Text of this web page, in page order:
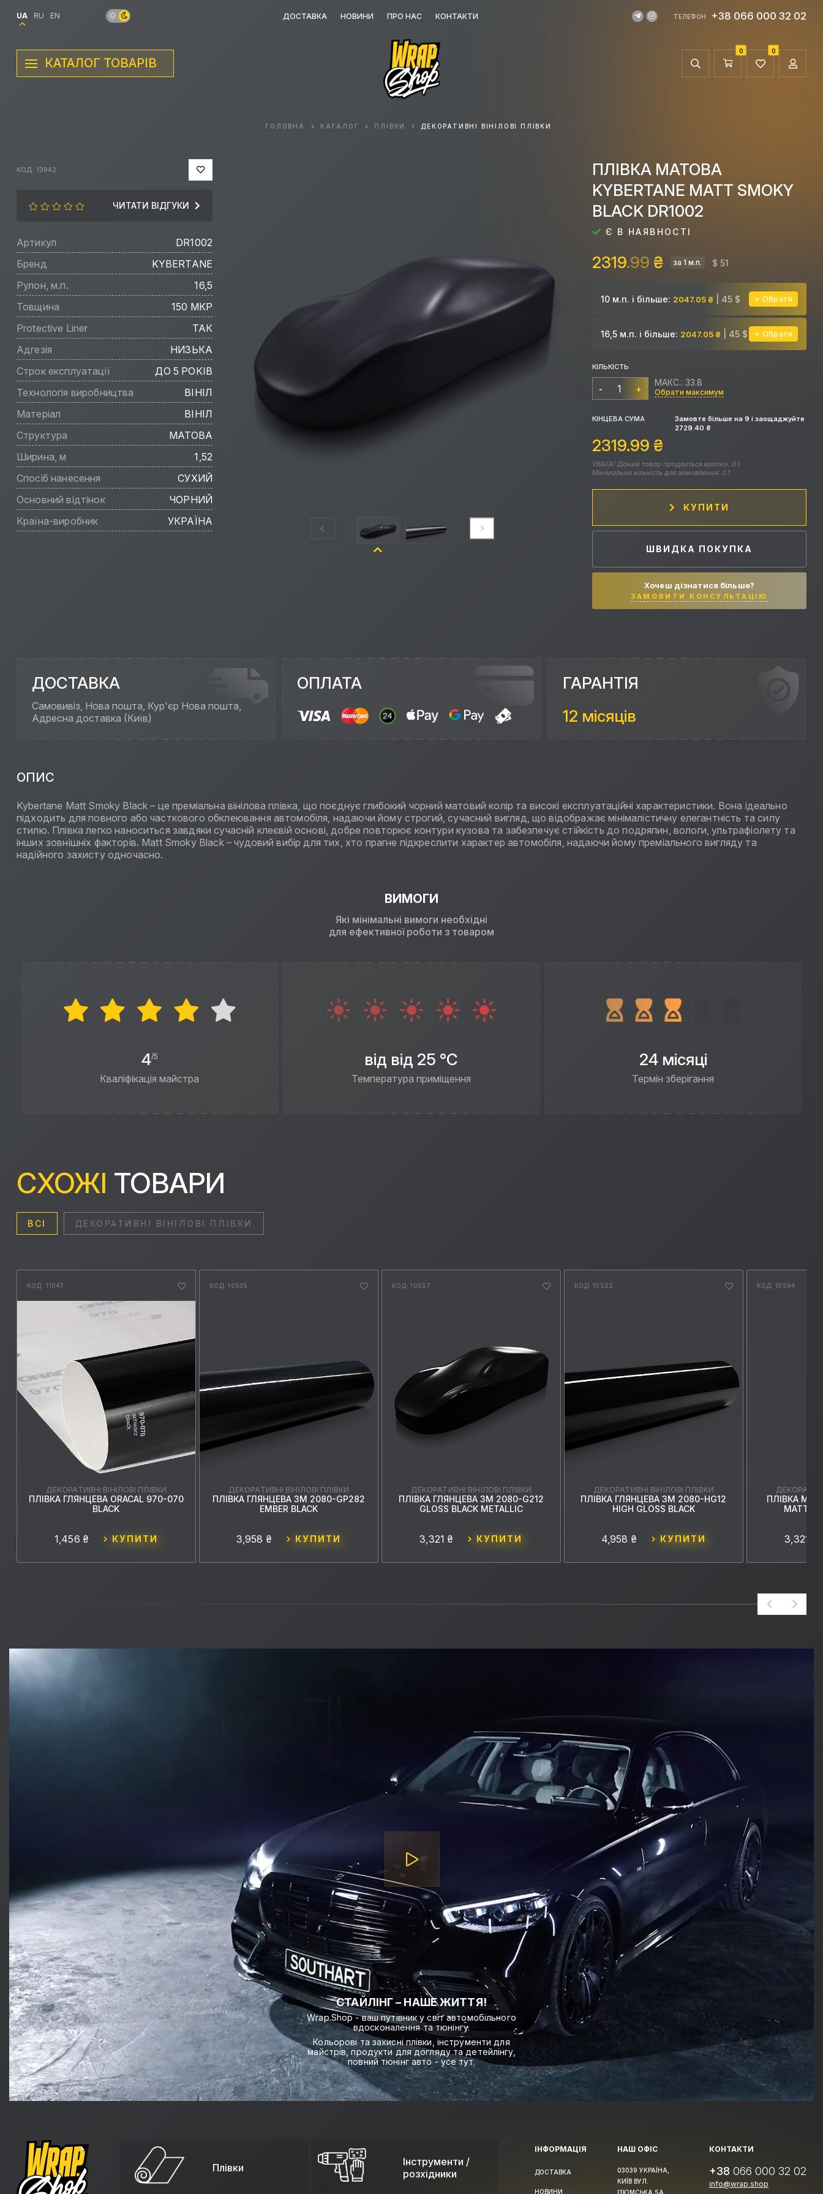
UA RU EN ДОСТАВКА НОВИНИ ПРО НАС КОНТАКТИ ТЕЛЕФОН +38 066 000 32 02
КАТАЛОГ ТОВАРІВ
0 0
ГОЛОВНА КАТАЛОГ ПЛІВКИ ДЕКОРАТИВНІ ВІНІЛОВІ ПЛІВКИ
КОД: 13942
ЧИТАТИ ВІДГУКИ
Артикул
DR1002
Бренд
KYBERTANE
Рулон, м.п.
16,5
Товщина
150 МКР
Protective Liner
ТАК
Адгезія
НИЗЬКА
Строк експлуатації
ДО 5 РОКІВ
Технологія виробництва
ВІНІЛ
Матеріал
ВІНІЛ
Структура
МАТОВА
Ширина, м
1,52
Спосіб нанесення
СУХИЙ
Основний відтінок
ЧОРНИЙ
Країна-виробник
УКРАЇНА
ПЛІВКА МАТОВА
KYBERTANE MATT SMOKY
BLACK DR1002
Є В НАЯВНОСТІ
2319.99 ₴ за 1 м.п. $ 51
10 м.п. і більше: 2047.05 ₴ | 45 $ Обрати
16,5 м.п. і більше: 2047.05 ₴ | 45 $ Обрати
КІЛЬКІСТЬ
- +
МАКС.: 33.8
Обрати максимум
КІНЦЕВА СУМА Замовте більше на 9 і заощаджуйте
2729.40 ₴
2319.99 ₴
УВАГА! Даний товар продається кратно: 0.1
Мінімальна кількість для замовлення: 0.1
КУПИТИ
ШВИДКА ПОКУПКА
Хочеш дізнатися більше?
ЗАМОВИТИ КОНСУЛЬТАЦІЮ
ДОСТАВКА
Самовивіз, Нова пошта, Кур'єр Нова пошта,
Адресна доставка (Київ)
ОПЛАТА
ГАРАНТІЯ
12 місяців
ОПИС
Kybertane Matt Smoky Black – це преміальна вінілова плівка, що поєднує глибокий чорний матовий колір та високі експлуатаційні характеристики. Вона ідеально
підходить для повного або часткового обклеювання автомобіля, надаючи йому строгий, сучасний вигляд, що відображає мінімалістичну елегантність та силу
стилю. Плівка легко наноситься завдяки сучасній клеєвій основі, добре повторює контури кузова та забезпечує стійкість до подряпин, вологи, ультрафіолету та
інших зовнішніх факторів. Matt Smoky Black – чудовий вибір для тих, хто прагне підкреслити характер автомобіля, надаючи йому преміального вигляду та
надійного захисту одночасно.
ВИМОГИ
Які мінімальні вимоги необхідні
для ефективної роботи з товаром
4/5
Кваліфікація майстра
від від 25 °C
Температура приміщення
24 місяці
Термін зберігання
СХОЖІ ТОВАРИ
ВСІ ДЕКОРАТИВНІ ВІНІЛОВІ ПЛІВКИ
КОД: 11047
ДЕКОРАТИВНІ ВІНІЛОВІ ПЛІВКИ
ПЛІВКА ГЛЯНЦЕВА ORACAL 970-070
BLACK
1,456 ₴ КУПИТИ
КОД: 10535
ДЕКОРАТИВНІ ВІНІЛОВІ ПЛІВКИ
ПЛІВКА ГЛЯНЦЕВА 3M 2080-GP282
EMBER BLACK
3,958 ₴ КУПИТИ
КОД: 10557
ДЕКОРАТИВНІ ВІНІЛОВІ ПЛІВКИ
ПЛІВКА ГЛЯНЦЕВА 3M 2080-G212
GLOSS BLACK METALLIC
3,321 ₴ КУПИТИ
КОД: 10522
ДЕКОРАТИВНІ ВІНІЛОВІ ПЛІВКИ
ПЛІВКА ГЛЯНЦЕВА 3M 2080-HG12
HIGH GLOSS BLACK
4,958 ₴ КУПИТИ
КОД: 10594
ПЛІВКА
MATTE
3,321 ₴
СТАЙЛІНГ – НАШЕ ЖИТТЯ!
Wrap.Shop - ваш путівник у світ автомобільного
вдосконалення та тюнінгу.
Кольорові та захисні плівки, інструменти для
майстрів, продукти для догляду та детейлінгу,
повний тюнінг авто - усе тут.
Плівки
Інструменти /
розхідники
ІНФОРМАЦІЯ
ДОСТАВКА
НОВИНИ
НАШ ОФІС
03039 УКРАЇНА,
КИЇВ ВУЛ.
ІЗЮМСЬКА 5А
КОНТАКТИ
+38 066 000 32 02
info@wrap.shop